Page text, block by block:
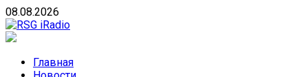
Skip
to
content
08.08.2026
направлений без возрастных ограничений
Главная